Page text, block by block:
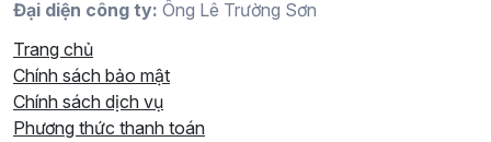
Đại diện công ty: Ông Lê Trường Sơn
Trang chủ
Chính sách bảo mật
Chính sách dịch vụ
Phương thức thanh toán